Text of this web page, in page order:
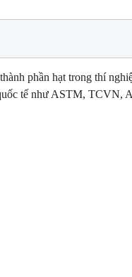
phần hạt trong thí
tế như ASTM, TCVN,